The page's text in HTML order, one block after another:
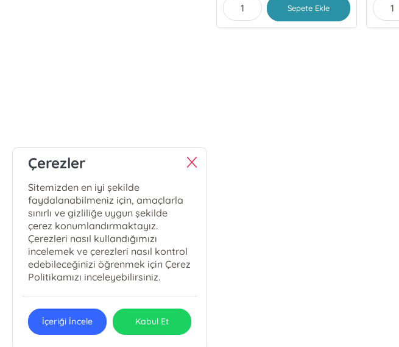
Sepete Ekle
Çerezler
Sitemizden en iyi şekilde
faydalanabilmeniz için, amaçlarla
sınırlı ve gizliliğe uygun şekilde
çerez konumlandırmaktayız.
Çerezleri nasıl kullandığımızı
incelemek ve çerezleri nasıl kontrol
edebileceğinizi öğrenmek için Çerez
Politikamızı inceleyebilirsiniz.
İçeriği İncele Kabul Et